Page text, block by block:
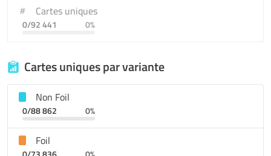
Cartes uniques
0/92 441 0%
Cartes uniques par variante
Non Foil
0/88 862 0%
Foil